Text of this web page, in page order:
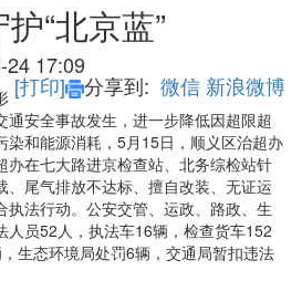
“北京蓝”
24 17:09
[打印] 分享到: 微信 新浪微博
通安全事故发生，进一步降低因超限超
染和能源消耗，5月15日，顺义区治超办
办在七大路进京检查站、北务综检站针
、尾气排放不达标、擅自改装、无证运
执法行动。公安交管、运政、路政、生
人员52人，执法车16辆，检查货车152
生态环境局处罚6辆，交通局暂扣违法